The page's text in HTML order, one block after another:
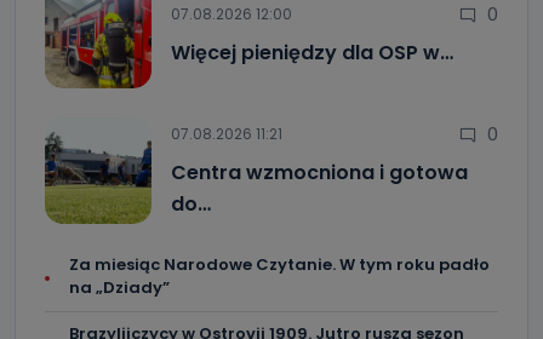
07.08.2026 12:00 0
Więcej pieniędzy dla OSP w…
07.08.2026 11:21 0
Centra wzmocniona i gotowa
do…
Za miesiąc Narodowe Czytanie. W tym roku padło
na „Dziady”
Brazylijczycy w Ostrovii 1909. Jutro rusza sezon